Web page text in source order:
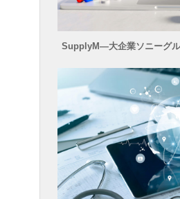
SupplyM―大企業ソニーグ